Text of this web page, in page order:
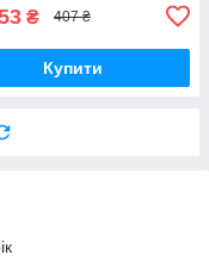
₴ 407 ₴
Купити